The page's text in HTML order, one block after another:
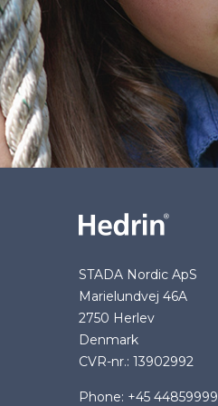
STADA Nordic ApS
Marielundvej 46A
2750 Herlev
Denmark
CVR-nr.: 13902992
Phone: +45 44859999